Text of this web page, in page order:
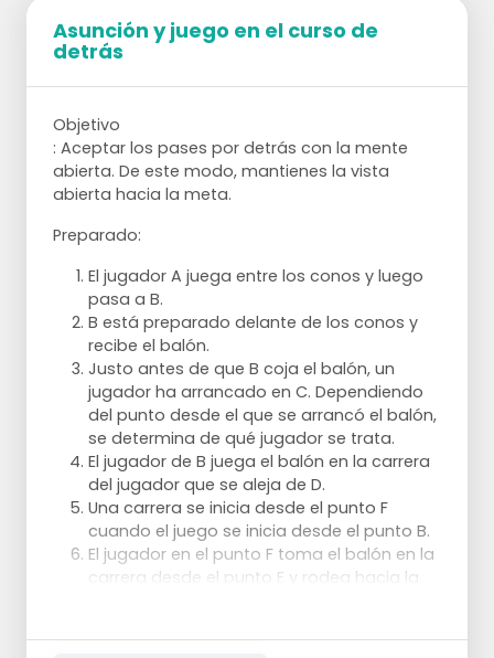
Se trata de un ejercicio complicado en el
que se juega el balón son muy
importantes.
Cuando se juega desde el punto B, es
importante que el balón no se juegue
perpendicularmente, sino que el jugador ya
él.
punto D al E debe ser tal que puedan ver
tanto al jugador con el balón como la
portería
Al establecer la situación completa, la
izquierda y la derecha deben estar atentas
a quién es el siguiente y hacia dónde se
debe jugar el balón
El portero recibe los balones
alternativamente por la derecha y por la
izquierda, por lo que debe tener tiempo
para desplazarse
Los balones parados por el portero deben
salir del círculo lo más posible para que el
ejercicio no se vea afectado.
Variaciones:
Se puede ajustar el número de jugadores
por equipo.
El campo puede hacerse más estrecho.
Asunción y juego en el curso de
detrás
Objetivo
: Aceptar los pases por detrás con la mente
abierta. De este modo, mantienes la vista
abierta hacia la meta.
Preparado:
El jugador A juega entre los conos y luego
pasa a B.
B está preparado delante de los conos y
recibe el balón.
Justo antes de que B coja el balón, un
jugador ha arrancado en C. Dependiendo
del punto desde el que se arrancó el balón,
se determina de qué jugador se trata.
El jugador de B juega el balón en la carrera
del jugador que se aleja de D.
Una carrera se inicia desde el punto F
cuando el juego se inicia desde el punto B.
El jugador en el punto F toma el balón en la
carrera desde el punto E y rodea hacia la